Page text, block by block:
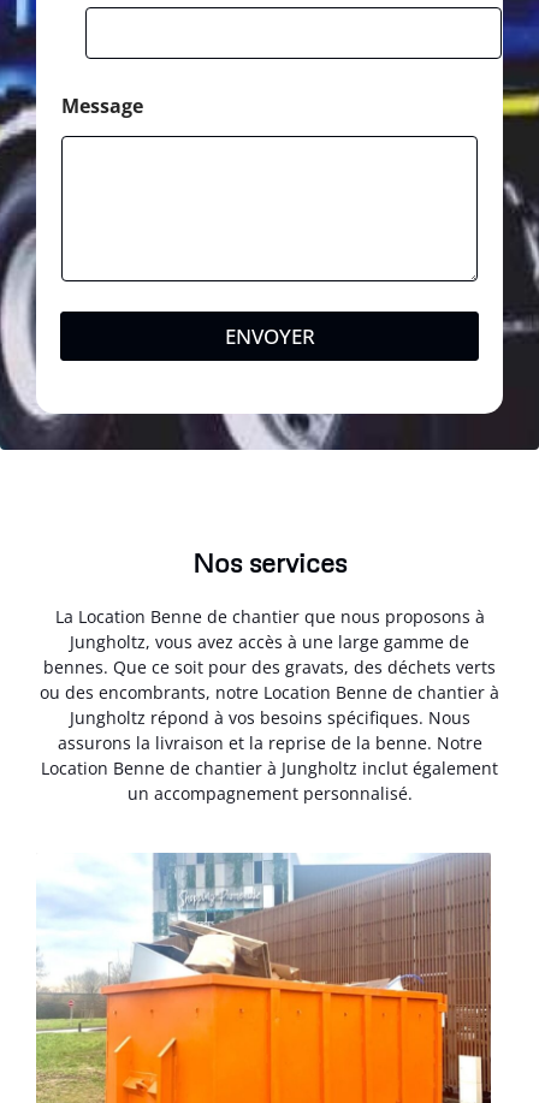
Message
ENVOYER
Nos services
La Location Benne de chantier que nous proposons à
Jungholtz, vous avez accès à une large gamme de
bennes. Que ce soit pour des gravats, des déchets verts
ou des encombrants, notre Location Benne de chantier à
Jungholtz répond à vos besoins spécifiques. Nous
assurons la livraison et la reprise de la benne. Notre
Location Benne de chantier à Jungholtz inclut également
un accompagnement personnalisé.